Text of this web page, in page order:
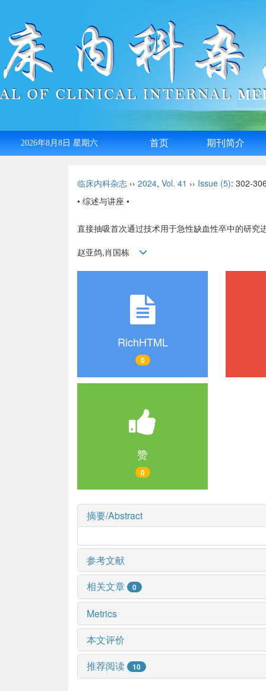
2026年8月8日 星期六 首页 期刊简介
临床内科杂志 ›› 2024, Vol. 41 ›› Issue (5): 302-
• 综述与讲座 •
直接抽吸首次通过技术用于急性缺血性卒中的研究
赵亚鸽,肖国栋
RichHTML
0
赞
0
摘要/Abstract
参考文献
相关文章
0
Metrics
本文评价
推荐阅读
10